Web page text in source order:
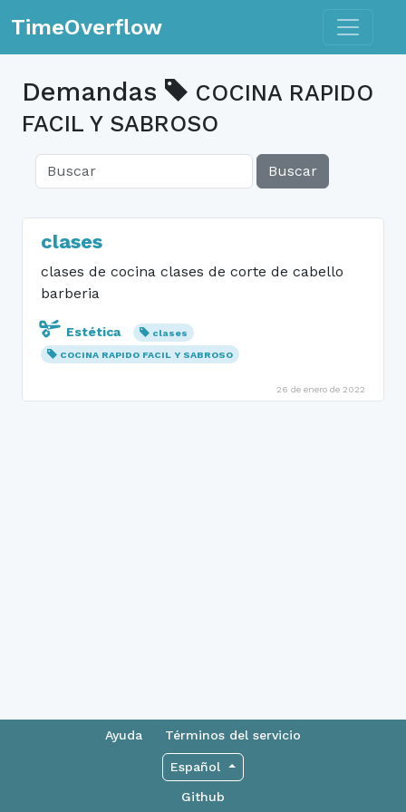
TimeOverflow Toggle
Demandas
COCINA RAPIDO
FACIL Y SABROSO
Buscar
clases
clases de cocina clases de corte de cabello
barberia
Estética
clases
COCINA RAPIDO FACIL Y SABROSO
26 de enero de 2022
Ayuda Términos del servicio
Español
Github